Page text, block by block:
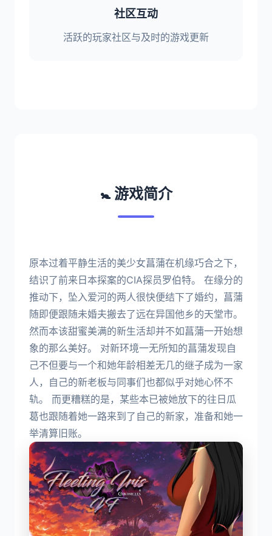
社区互动
活跃的玩家社区与及时的游戏更新
🚼 游戏简介
原本过着平静生活的美少女菖蒲在机缘巧合之下，
结识了前来日本探案的CIA探员罗伯特。 在缘分的
推动下，坠入爱河的两人很快便结下了婚约，菖蒲
随即便跟随未婚夫搬去了远在异国他乡的天堂市。
然而本该甜蜜美满的新生活却并不如菖蒲一开始想
象的那么美好。 对新环境一无所知的菖蒲发现自
己不但要与一个和她年龄相差无几的继子成为一家
人，自己的新老板与同事们也都似乎对她心怀不
轨。 而更糟糕的是，某些本已被她放下的往日瓜
葛也跟随着她一路来到了自己的新家，准备和她一
举清算旧账。